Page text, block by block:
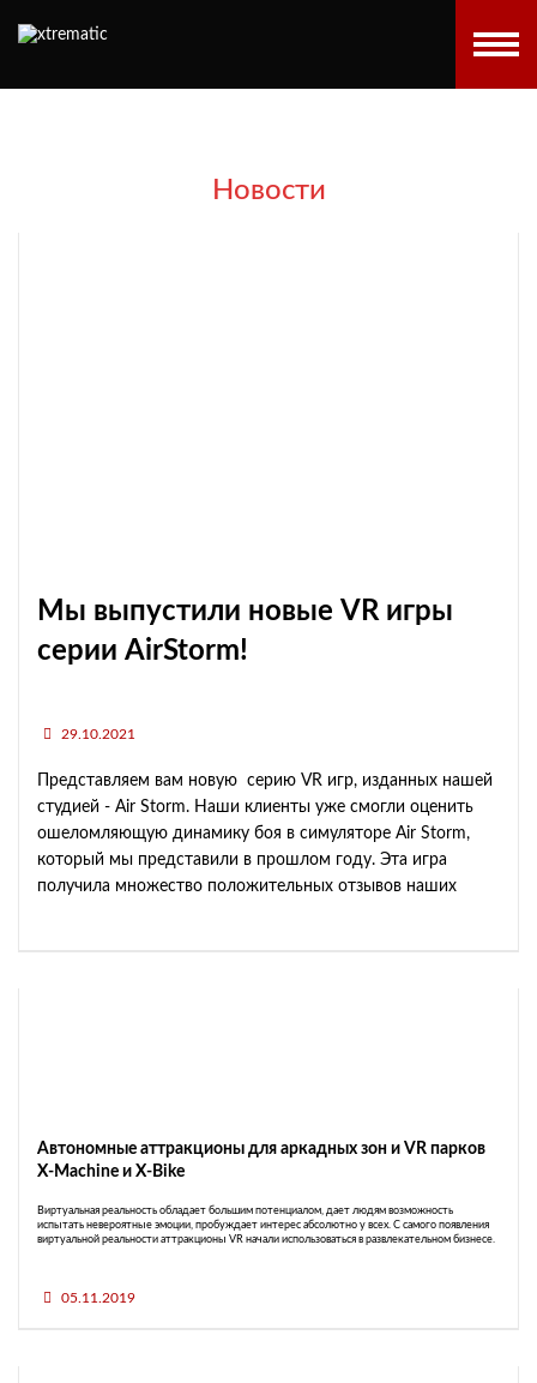
Новости
Мы выпустили новые VR игры
серии AirStorm!
29.10.2021
Представляем вам новую серию VR игр, изданных нашей
студией - Air Storm. Наши клиенты уже смогли оценить
ошеломляющую динамику боя в симуляторе Air Storm,
который мы представили в прошлом году. Эта игра
получила множество положительных отзывов наших
Автономные аттракционы для аркадных зон и VR парков
X-Machine и X-Bike
Виртуальная реальность обладает большим потенциалом, дает людям возможность
испытать невероятные эмоции, пробуждает интерес абсолютно у всех. С самого появления
виртуальной реальности аттракционы VR начали использоваться в развлекательном бизнесе.
05.11.2019